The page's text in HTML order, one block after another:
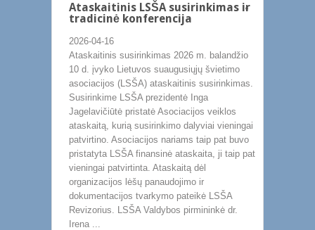
Ataskaitinis LSŠA susirinkimas ir
tradicinė konferencija
2026-04-16
Ataskaitinis susirinkimas 2026 m. balandžio
10 d. įvyko Lietuvos suaugusiųjų švietimo
asociacijos (LSŠA) ataskaitinis susirinkimas.
Susirinkime LSŠA prezidentė Inga
Jagelavičiūtė pristatė Asociacijos veiklos
ataskaitą, kurią susirinkimo dalyviai vieningai
patvirtino. Asociacijos nariams taip pat buvo
pristatyta LSŠA finansinė ataskaita, ji taip pat
vieningai patvirtinta. Ataskaitą dėl
organizacijos lėšų panaudojimo ir
dokumentacijos tvarkymo pateikė LSŠA
Revizorius. LSŠA Valdybos pirmininkė dr.
Irena ...